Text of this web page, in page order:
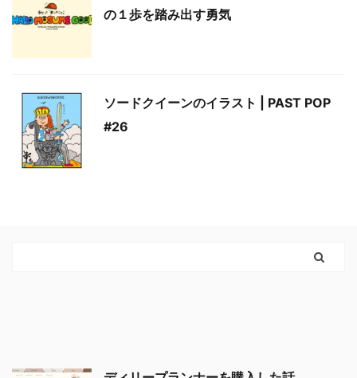
の１歩を踏み出す勇気
ソードクイーンのイラスト | PAST POP
#26